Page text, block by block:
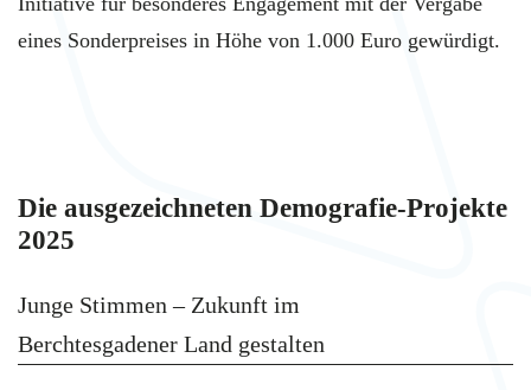
eines Sonderpreises in Höhe von 1.000 Euro gewürdigt.
Die ausgezeichneten Demografie-Projekte
2025
Junge Stimmen – Zukunft im
Berchtesgadener Land gestalten